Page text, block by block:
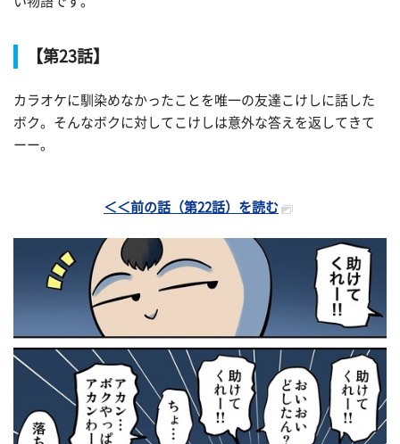
【第23話】
カラオケに馴染めなかったことを唯一の友達こけしに話した
ボク。そんなボクに対してこけしは意外な答えを返してきて
ーー。
＜＜前の話（第22話）を読む